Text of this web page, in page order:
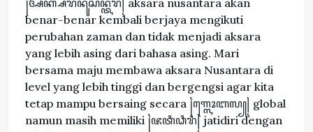
꧌ꦄꦏ꧀ꦱꦫꦤꦸꦱꦤ꧀ꦠꦫ꧍ aksara nusantara akan
benar-benar kembali berjaya mengikuti
perubahan zaman dan tidak menjadi aksara
yang lebih asing dari bahasa asing. Mari
bersama maju membawa aksara Nusantara di
level yang lebih tinggi dan bergengsi agar kita
tetap mampu bersaing secara ꧌ꦒ꧀ꦭꦺꦴꦧꦭ꧀꧍ global
namun masih memiliki ꧌ꦗꦠꦶꦣꦶꦫꦶ꧍ jatidiri dengan